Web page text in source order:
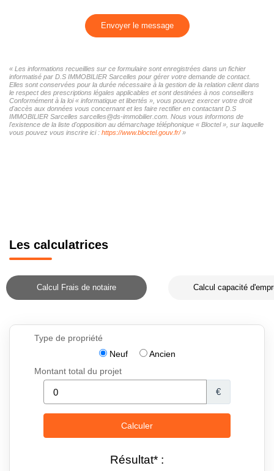
Envoyer le message
« Les informations recueillies sur ce formulaire sont enregistrées dans un fichier
informatisé par D.S IMMOBILIER Sarcelles pour gérer votre demande de contact.
Elles sont conservées pour la durée nécessaire à la gestion de la relation client dans
le respect des prescriptions légales applicables et sont destinées à nos conseillers
Conformément à la loi « informatique et libertés », vous pouvez exercer votre droit
d'accès aux données vous concernant et les faire rectifier en contactant D.S
IMMOBILIER Sarcelles sarcelles@ds-immobilier.com. Nous vous informons de
l'existence de la liste d'opposition au démarchage téléphonique « Bloctel », sur laquelle
vous pouvez vous inscrire ici : https://www.bloctel.gouv.fr/»
Les calculatrices
Calcul Frais de notaire Calcul capacité